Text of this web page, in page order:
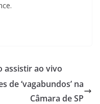
assistir ao vivo
de ‘vagabundos’ na
Câmara de SP